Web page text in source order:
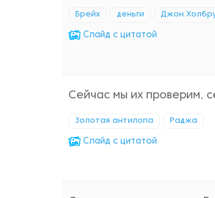
Брейх деньги Джон
Cлайд с цитатой
Сейчас мы их проверим,
Золотая антилопа Раджа
Cлайд с цитатой